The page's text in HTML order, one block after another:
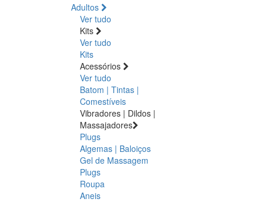
Adultos
Ver tudo
Kits
Ver tudo
Kits
Acessórios
Ver tudo
Batom | Tintas |
Comestíveis
Vibradores | Dildos |
Massajadores
Plugs
Algemas | Baloiços
Gel de Massagem
Plugs
Roupa
Aneis